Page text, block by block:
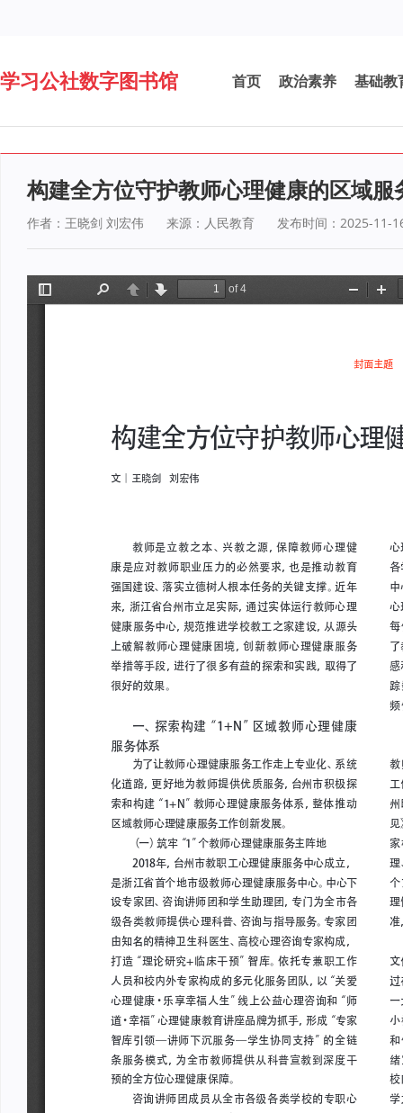
学习公社数字图书馆 首页 政治素养 基础教
构建全方位守护教师心理健康的区域服
作者：王晓剑 刘宏伟 来源：人民教育 发布时间：2025-11-